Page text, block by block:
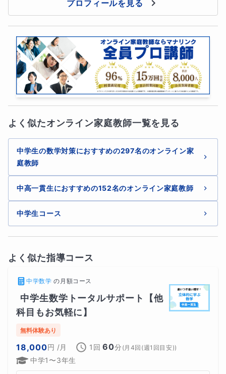
プロフィールを見る
よく似たオンライン家庭教師一覧を見る
中学生の数学対策におすすめの297名のオンライン家
庭教師
中高一貫生におすすめの152名のオンライン家庭教師
中学生コース
よく似た指導コース
中学数学 の 月額コース
中学生数学トータルサポート【他
科目もお気軽に】
無料体験あり
18,000円 /月 1回 60分 (月4回(週1回目安))
中学1〜3年生